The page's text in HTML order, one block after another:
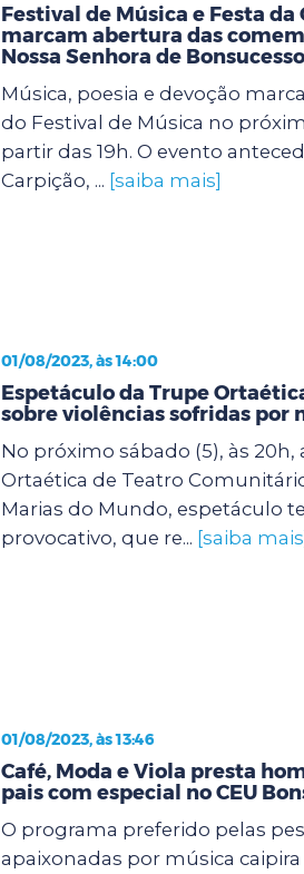
Festival de Música e Festa da
marcam abertura das
Nossa Senhora de Bonsucesso
Música, poesia e devoção
do Festival de Música no
partir das 19h. O evento
Carpição, ... [saiba mais]
01/08/2023, às 14:00
Espetáculo da Trupe
sobre violências sofridas por
No próximo sábado (5), às 20h,
Ortaética de Teatro
Marias do Mundo, espetáculo
provocativo, que re... [saiba
01/08/2023, às 13:46
Café, Moda e Viola presta
pais com especial no CEU
O programa preferido pelas
apaixonadas por música